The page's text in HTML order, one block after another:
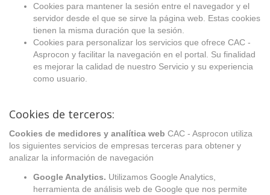
Cookies para mantener la sesión entre el navegador y el
servidor desde el que se sirve la página web. Estas cookies
tienen la misma duración que la sesión.
Cookies para personalizar los servicios que ofrece CAC -
Asprocon y facilitar la navegación en el portal. Su finalidad
es mejorar la calidad de nuestro Servicio y su experiencia
como usuario.
Cookies de terceros:
Cookies de medidores y analítica web CAC - Asprocon utiliza
los siguientes servicios de empresas terceras para obtener y
analizar la información de navegación
Google Analytics. Utilizamos Google Analytics,
herramienta de análisis web de Google que nos permite